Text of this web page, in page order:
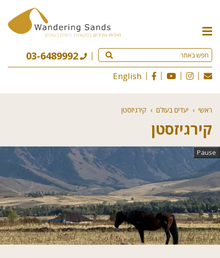
תפריט
האתר
03-6489992
English
ראשי › יעדים בעולם › קירגיזסטן
קירגיזסטן
Pause